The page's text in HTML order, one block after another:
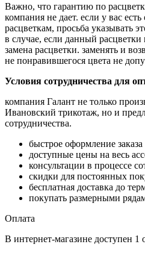
Важно, что гарантию по
компания не дает. если у вас есть
расцветкам, просьба указывать
в случае, если данный расцветки
замена расцветки. заменять и
не понравившегося цвета не
Условия сотрудничества для
компания Галант не только
Ивановский трикотаж, но и
сотрудничества.
быстрое оформление заказа
доступные цены на весь
консультации в процессе
скидки для постоянных
бесплатная доставка до
покупать размерными
Оплата
В интернет-магазине доступен 1